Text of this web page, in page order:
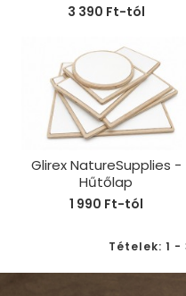
3 390 Ft-tól
Glirex NatureSupplies -
Hűtőlap
1 990 Ft-tól
Tételek: 1